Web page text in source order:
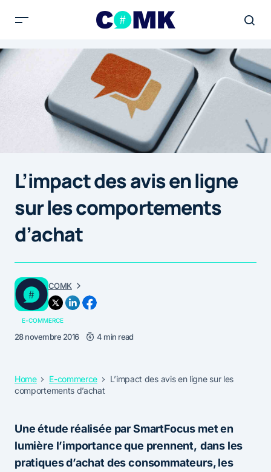
L’impact des avis en ligne
sur les comportements
d’achat
COMK
E-COMMERCE
28 novembre 2016 4 min read
Home E-commerce
L’impact des avis en ligne sur les
comportements d’achat
Une étude réalisée par SmartFocus met en
lumière l’importance que prennent, dans les
pratiques d’achat des consommateurs, les